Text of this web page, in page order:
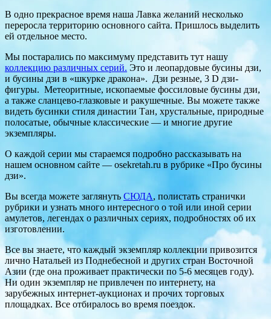
В одно прекрасное время наша Лавка желаний несколько
переросла территорию основного сайта. Пришлось выделить
ей отдельное место.
Мы постарались по максимуму представить тут нашу
коллекцию различных серий. Это и леопардовые бусины дзи,
и бусины дзи в «шкурке дракона». Дзи резные, 3 D дзи-
фигуры. Метеоритные, ископаемые фоссиловые бусины дзи,
а также сланцево-глазковые и ракушечные. Вы можете также
видеть бусинки стиля династии Тан, хрустальные, природные
полосатые, обычные классические — и многие другие
экземпляры.
О каждой серии мы стараемся подробно рассказывать на
нашем основном сайте — osekretah.ru в рубрике «Про бусины
дзи».
Вы всегда можете заглянуть СЮДА, полистать странички
рубрики и узнать много интересного о той или иной серии
амулетов, легендах о различных сериях, подробностях об их
изготовлении.
Все вы знаете, что каждый экземпляр коллекции привозится
лично Натальей из Поднебесной и других стран Восточной
Азии (где она проживает практически по 5-6 месяцев году).
Ни один экземпляр не привлечен по интернету, на
зарубежных интернет-аукционах и прочих торговых
площадках. Все отбиралось во время поездок.